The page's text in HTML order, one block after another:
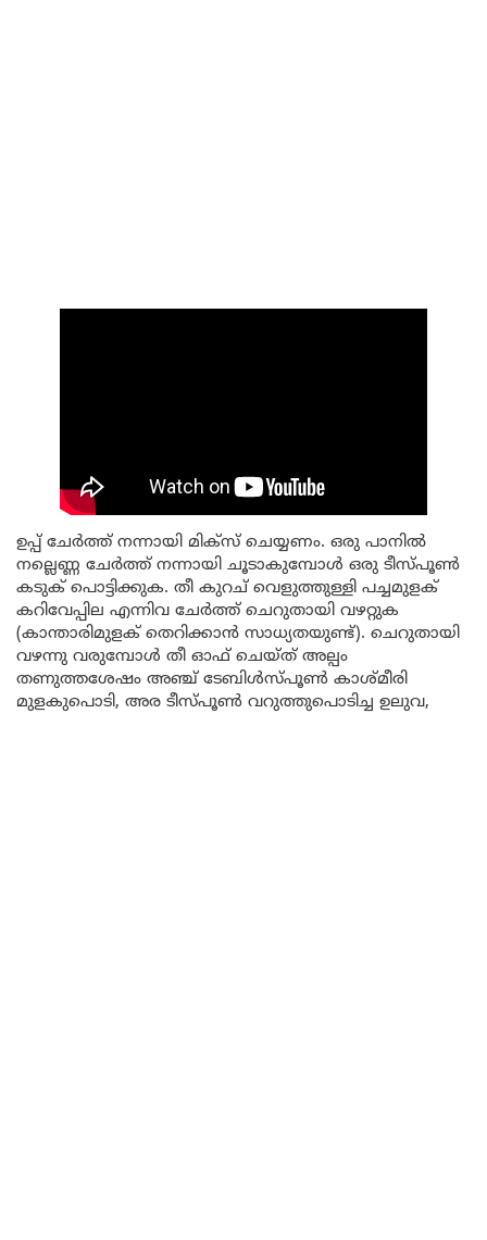
ഉപ്പ് ചേർത്ത് നന്നായി മിക്സ് ചെയ്യണം. ഒരു പാനിൽ
നല്ലെണ്ണ ചേർത്ത് നന്നായി ചൂടാകുമ്പോൾ ഒരു ടീസ്പൂൺ
കടുക് പൊട്ടിക്കുക. തീ കുറച് വെളുത്തുള്ളി പച്ചമുളക്
കറിവേപ്പില എന്നിവ ചേർത്ത് ചെറുതായി വഴറ്റുക
(കാന്താരിമുളക് തെറിക്കാൻ സാധ്യതയുണ്ട്). ചെറുതായി
വഴന്നു വരുമ്പോൾ തീ ഓഫ് ചെയ്ത് അല്പം
തണുത്തശേഷം അഞ്ച് ടേബിൾസ്പൂൺ കാശ്മീരി
മുളകുപൊടി, അര ടീസ്പൂൺ വറുത്തുപൊടിച്ച ഉലുവ,